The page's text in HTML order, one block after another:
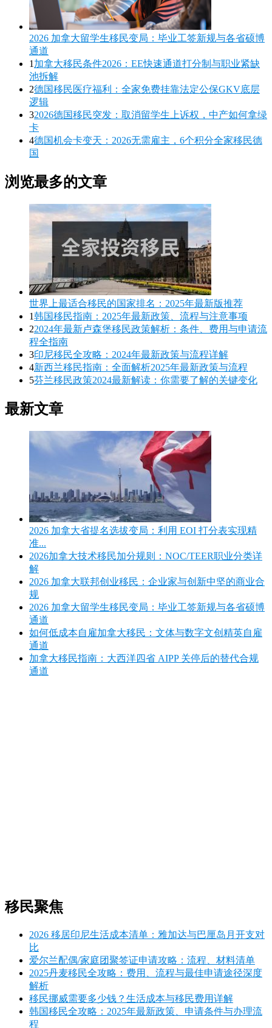
2026 加拿大留学生移民变局：毕业工签新规与各省硕博
通道
1 加拿大移民条件2026：EE快速通道打分制与职业紧缺
池拆解
2德国移民医疗福利：全家免费挂靠法定公保GKV底层
逻辑
32026德国移民突发：取消留学生上诉权，中产如何拿绿
卡
4德国机会卡变天：2026无需雇主，6个积分全家移民德
国
浏览最多的文章
世界上最适合移民的国家排名：2025年最新版推荐
1韩国移民指南：2025年最新政策、流程与注意事项
22024年最新卢森堡移民政策解析：条件、费用与申请流
程全指南
3印尼移民全攻略：2024年最新政策与流程详解
4新西兰移民指南：全面解析2025年最新政策与流程
5芬兰移民政策2024最新解读：你需要了解的关键变化
最新文章
2026 加拿大省提名选拔变局：利用 EOI 打分表实现精
准...
2026加拿大技术移民加分规则：NOC/TEER职业分类详
解
2026 加拿大联邦创业移民：企业家与创新中坚的商业合
规
2026 加拿大留学生移民变局：毕业工签新规与各省硕博
通道
如何低成本自雇加拿大移民：文体与数字文创精英自雇
通道
加拿大移民指南：大西洋四省 AIPP 关停后的替代合规
通道
移民聚焦
2026 移居印尼生活成本清单：雅加达与巴厘岛月开支对
比
爱尔兰配偶/家庭团聚签证申请攻略：流程、材料清单
2025丹麦移民全攻略：费用、流程与最佳申请途径深度
解析
移民挪威需要多少钱？生活成本与移民费用详解
韩国移民全攻略：2025年最新政策、申请条件与办理流
程